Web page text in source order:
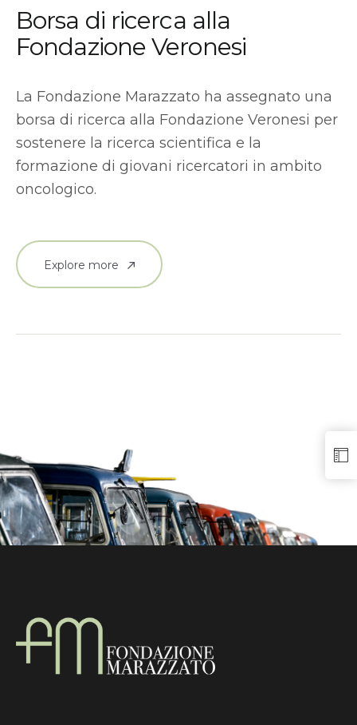
Borsa di ricerca alla
Fondazione Veronesi
La Fondazione Marazzato ha assegnato una
borsa di ricerca alla Fondazione Veronesi per
sostenere la ricerca scientifica e la
formazione di giovani ricercatori in ambito
oncologico.
Explore more